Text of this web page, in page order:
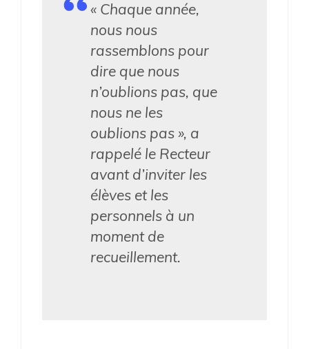
« Chaque année,
nous nous
rassemblons pour
dire que nous
n’oublions pas, que
nous ne les
oublions pas », a
rappelé le Recteur
avant d’inviter les
élèves et les
personnels à un
moment de
recueillement.